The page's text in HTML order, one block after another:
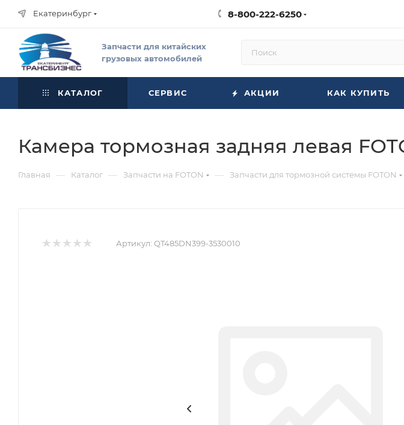
Екатеринбург 8-800-222-6250
Запчасти для китайских
грузовых автомобилей
КАТАЛОГ СЕРВИС АКЦИИ КАК КУПИТЬ
Камера тормозная задняя левая
Главная — Каталог — Запчасти на FOTON — Запчасти для тормозной системы FOTON
Артикул: QT485DN399-3530010